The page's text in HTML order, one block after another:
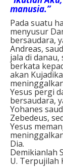
manusia.”
Pada suatu
menyusur
bersaudara,
Andreas,
jala di
berkata
akan
Yesus pergi
bersaudara,
Yohanes
Zebedeus,
Yesus
Dia.
Demikianlah
U. Terpujilah